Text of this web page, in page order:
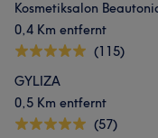
Kosmetiksalon
0,4 Km entfernt
(115)
GYLIZA
0,5 Km entfernt
(57)